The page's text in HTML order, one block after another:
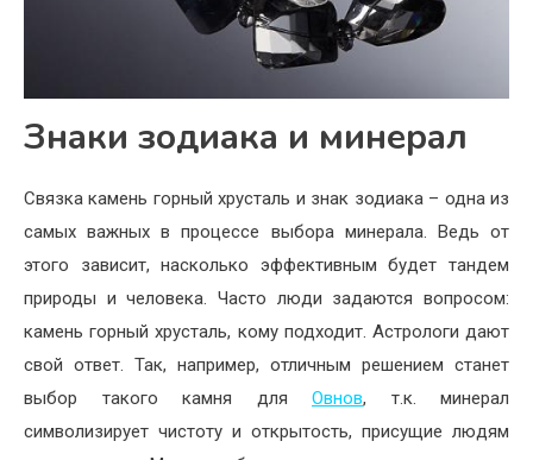
Знаки зодиака и минерал
Связка камень горный хрусталь и знак зодиака – одна из
самых важных в процессе выбора минерала. Ведь от
этого зависит, насколько эффективным будет тандем
природы и человека. Часто люди задаются вопросом:
камень горный хрусталь, кому подходит. Астрологи дают
свой ответ. Так, например, отличным решением станет
выбор такого камня для Овнов, т.к. минерал
символизирует чистоту и открытость, присущие людям